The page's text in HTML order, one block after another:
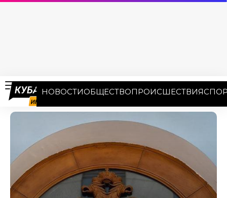
НОВОСТИОБЩЕСТВОПРОИСШЕСТВИЯ